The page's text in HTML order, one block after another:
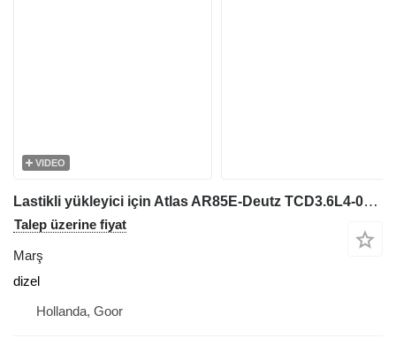
VIDEO
Lastikli yükleyici için Atlas AR85E-Deutz TCD3.6L4-04125685- /Marş Motoru
Talep üzerine fiyat
Marş
dizel
Hollanda, Goor